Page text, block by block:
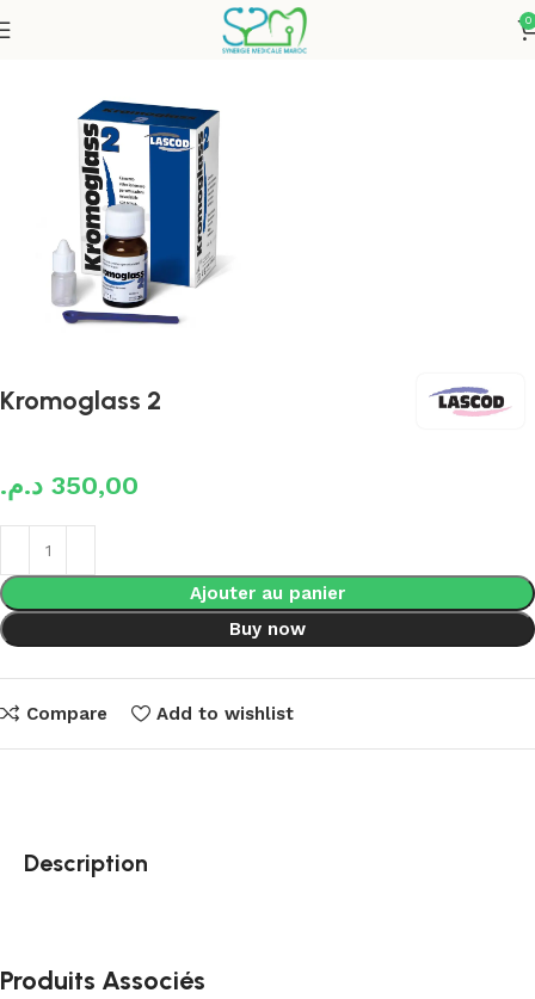
0
Kromoglass 2
350,00 د.م.
Ajouter au panier
Buy now
Compare Add to wishlist
Description
Produits Associés